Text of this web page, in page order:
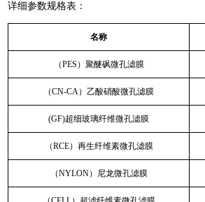
详细参数规格表：
名称
（PES）聚醚砜微孔滤膜
（CN-CA）乙酸硝酸微孔滤膜
(GF)超细玻璃纤维微孔滤膜
（RCE）再生纤维素微孔滤膜
（NYLON）尼龙微孔滤膜